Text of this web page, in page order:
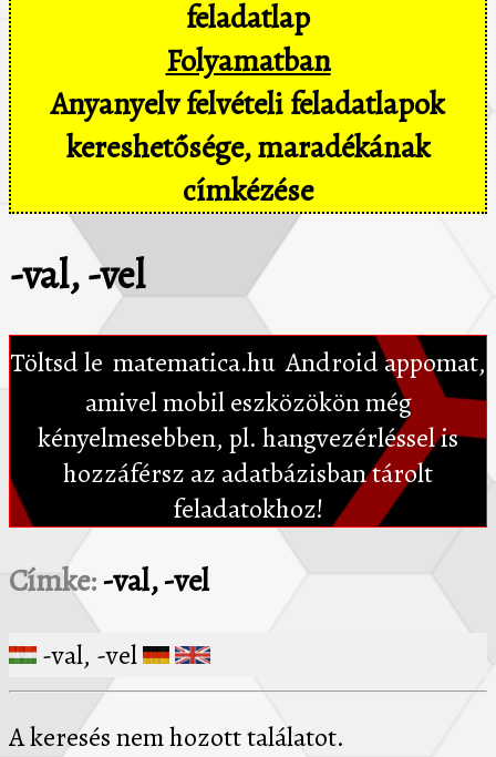
feladatlap
Folyamatban
Anyanyelv felvételi feladatlapok
kereshetősége, maradékának
címkézése
-val, -vel
Töltsd le matematica.hu Android appomat,
amivel mobil eszközökön még
kényelmesebben, pl. hangvezérléssel is
hozzáférsz az adatbázisban tárolt
feladatokhoz!
Címke:-val, -vel
-val, -vel
A keresés nem hozott találatot.